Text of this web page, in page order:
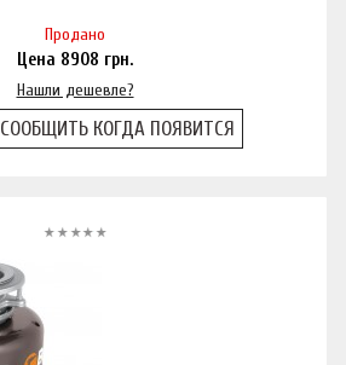
Продано
Цена 8908 грн.
Нашли дешевле?
СООБЩИТЬ КОГДА ПОЯВИТСЯ